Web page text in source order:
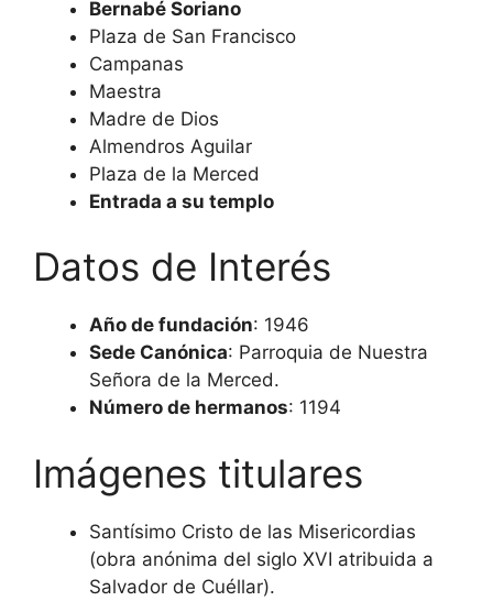
Bernabé Soriano
Plaza de San Francisco
Campanas
Maestra
Madre de Dios
Almendros Aguilar
Plaza de la Merced
Entrada a su templo
Datos de Interés
Año de fundación: 1946
Sede Canónica: Parroquia de Nuestra
Señora de la Merced.
Número de hermanos: 1194
Imágenes titulares
Santísimo Cristo de las Misericordias
(obra anónima del siglo XVI atribuida a
Salvador de Cuéllar).